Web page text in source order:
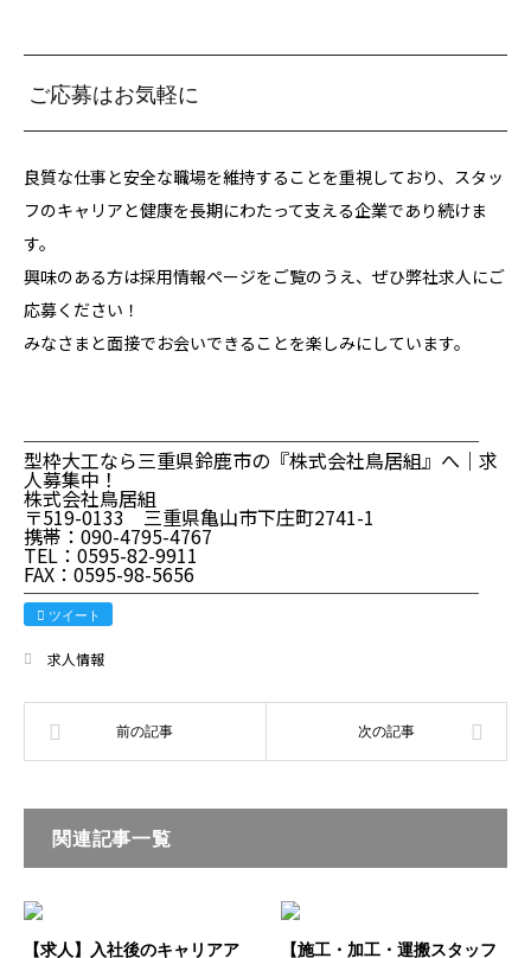
ご応募はお気軽に
良質な仕事と安全な職場を維持することを重視しており、スタッ
フのキャリアと健康を長期にわたって支える企業であり続けま
す。
興味のある方は採用情報ページをご覧のうえ、ぜひ弊社求人にご
応募ください！
みなさまと面接でお会いできることを楽しみにしています。
────────────────────────
型枠大工なら三重県鈴鹿市の『株式会社鳥居組』へ｜求
人募集中！
株式会社鳥居組
〒519-0133 三重県亀山市下庄町2741-1
携帯：090-4795-4767
TEL：0595-82-9911
FAX：0595-98-5656
────────────────────────
ツイート
求人情報
関連記事一覧
【求人】入社後のキャリアア 【施工・加工・運搬スタッフ